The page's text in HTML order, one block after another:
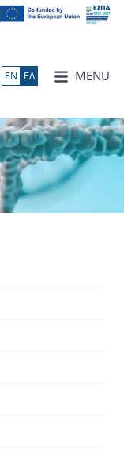
MENU
ΕN ΕΛ